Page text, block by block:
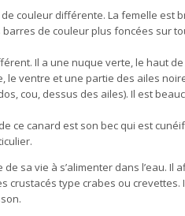
couleur différente. La femelle est
de couleur plus foncées sur
Il a une nuque verte, le haut
le ventre et une partie des ailes
cou, dessus des ailes). Il est
ce canard est son bec qui est
sa vie à s’alimenter dans l’eau. Il
crustacés type crabes ou crevettes.